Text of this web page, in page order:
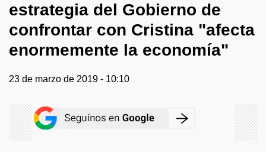
estrategia del Gobierno de
confrontar con Cristina "afecta
enormemente la economía"
23 de marzo de 2019 - 10:10